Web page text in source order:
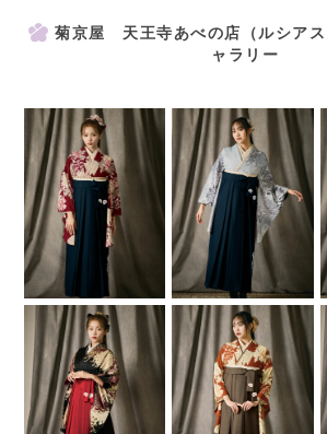
阪神間に5店舗を展開中です。
菊京屋 天王寺あべの店（ルシア
ャラリー